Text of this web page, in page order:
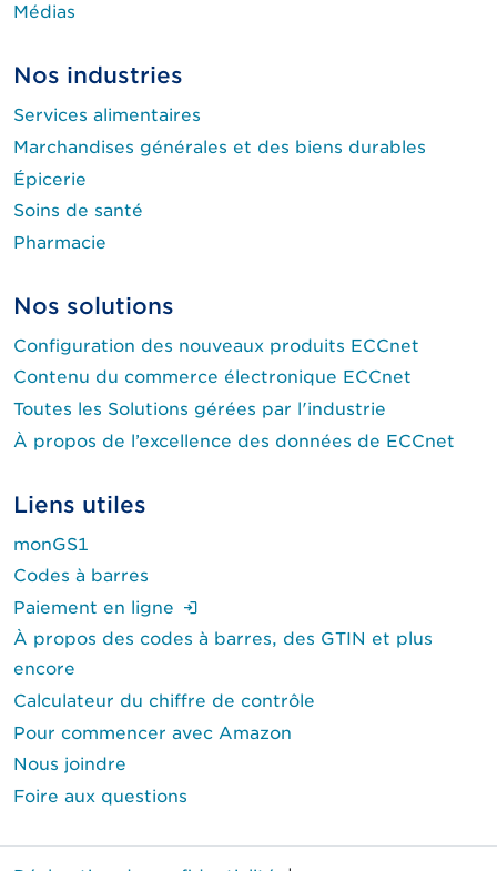
Médias
Nos industries
Services alimentaires
Marchandises générales et des biens durables
Épicerie
Soins de santé
Pharmacie
Nos solutions
Configuration des nouveaux produits ECCnet
Contenu du commerce électronique ECCnet
Toutes les Solutions gérées par l'industrie
À propos de l’excellence des données de ECCnet
Liens utiles
monGS1
Codes à barres
Paiement en ligne
À propos des codes à barres, des GTIN et plus
encore
Calculateur du chiffre de contrôle
Pour commencer avec Amazon
Nous joindre
Foire aux questions